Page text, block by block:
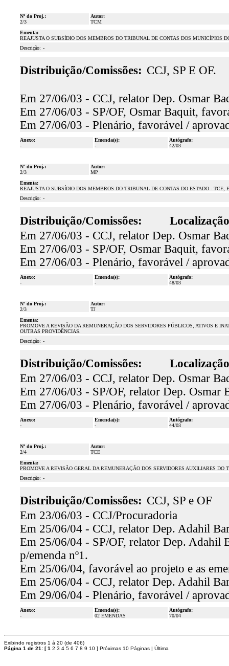
Nº do Proj.:
2/3
Autor:
TCM
Ementa:
REAJUSTA O SUBSÍDIO DOS MEMBROS DO TRIBUNAL DE CONTAS DOS MUNICÍPIOS
Descrição: -
Distribuição/Comissões: CCJ, SP E OF.
Em 27/06/03 - CCJ, relator Dep. Osmar
Em 27/06/03 - SP/OF, Osmar Baquit,
Em 27/06/03 - Plenário, favorável /
Anexo:
-
Emenda(s):
-
Autógrafo:
42/03
Nº do Proj.:
2/3
Autor:
MP
Ementa:
REAJUSTA O SUBSÍDIO DOS MEMBROS DO TRIBUNAL DE CONTAS DO ESTADO - TCE,
Descrição: -
Distribuição/Comissões:
Em 27/06/03 - CCJ, relator Dep. Osmar
Em 27/06/03 - SP/OF, Osmar Baquit,
Em 27/06/03 - Plenário, favorável /
Anexo:
-
Emenda(s):
-
Autógrafo:
48/03
Nº do Proj.:
2/3
Autor:
TJ
Ementa:
PROMOVE A REVISÃO DA REMUNERAÇÃO DOS SERVIDORES PÚBLICOS, ATIVOS E
OUTRAS PROVIDÊNCIAS.
Descrição: -
Distribuição/Comissões:
Em 27/06/03 - CCJ, relator Dep. Osmar
Em 27/06/03 - SP/OF, relator Dep. Osmar
Em 27/06/03 - Plenário, favorável /
Anexo:
-
Emenda(s):
-
Autógrafo:
44/03
Nº do Proj.:
2/4
Autor:
TCE
Ementa:
PROMOVE A REVISÃO GERAL DA REMUNERAÇÃO DOS SERVIDORES AUXILIARES
Descrição: -
Distribuição/Comissões: CCJ, SP e OF
Em 23/06/03 - CCJ/Procuradoria
Em 25/06/04 - CCJ, relator Dep. Adahil
Em 25/06/04 - SP/OF, relator Dep. Adahil
p/emenda nº1.
Em 25/06/04, favorável ao projeto e as
Em 25/06/04 - CCJ, relator Dep. Adahil
Em 29/06/04 - Plenário, favorável /
Anexo:
-
Emenda(s):
02 EMENDAS
Autógrafo:
70/04
Exibindo registros 1 á 20 (de 406)
Página 1 de 21: [1 2 3 4 5 6 7 8 9 10 ] Próximas 10 Páginas | Última